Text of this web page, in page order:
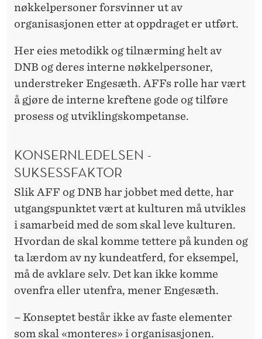
nøkkelpersoner forsvinner ut av
organisasjonen etter at oppdraget er utført.
Her eies metodikk og tilnærming helt av
DNB og deres interne nøkkelpersoner,
understreker Engesæth. AFFs rolle har vært
å gjøre de interne kreftene gode og tilføre
prosess og utviklingskompetanse.
KONSERNLEDELSEN -
SUKSESSFAKTOR
Slik AFF og DNB har jobbet med dette, har
utgangspunktet vært at kulturen må utvikles
i samarbeid med de som skal leve kulturen.
Hvordan de skal komme tettere på kunden og
ta lærdom av ny kundeatferd, for eksempel,
må de avklare selv. Det kan ikke komme
ovenfra eller utenfra, mener Engesæth.
– Konseptet består ikke av faste elementer
som skal «monteres» i organisasjonen.